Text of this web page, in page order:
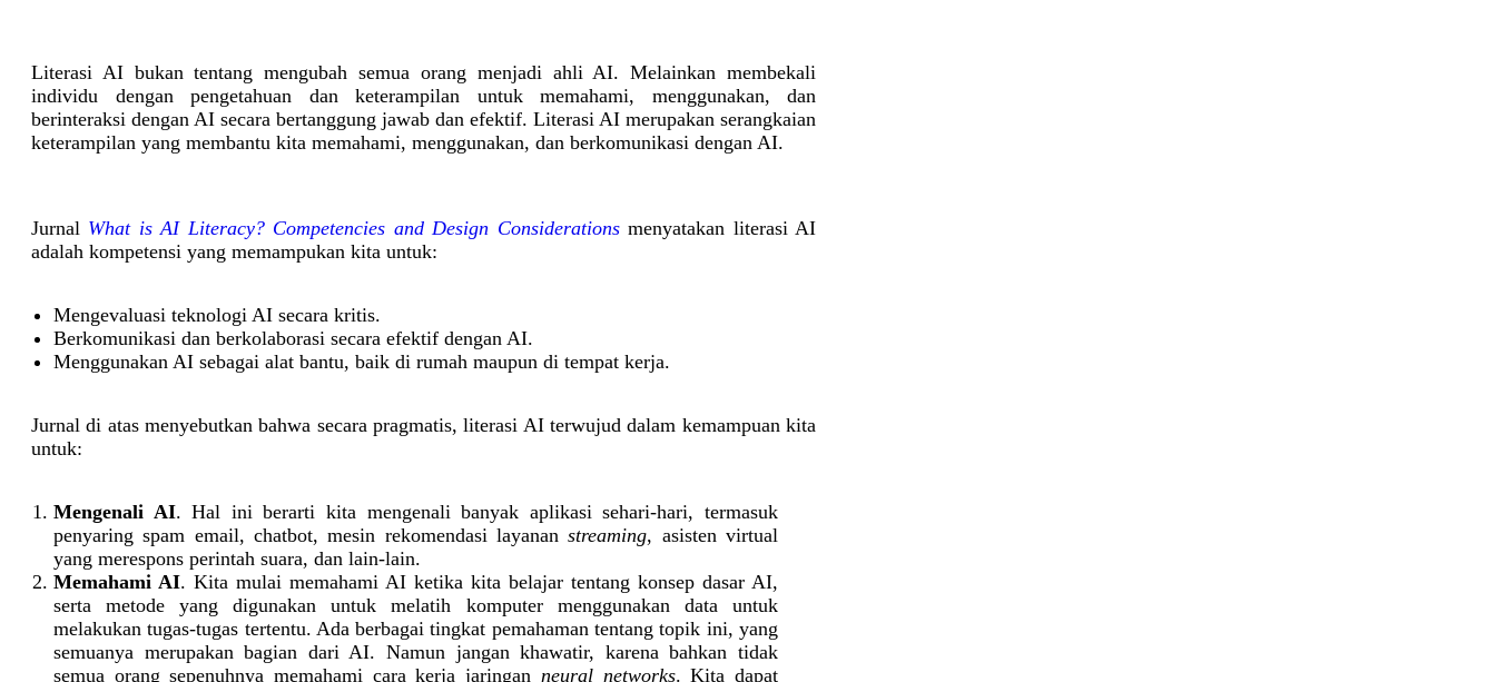
Literasi AI bukan tentang mengubah semua orang menjadi ahli AI. Melainkan membekali
individu dengan pengetahuan dan keterampilan untuk memahami, menggunakan, dan
berinteraksi dengan AI secara bertanggung jawab dan efektif. Literasi AI merupakan serangkaian
keterampilan yang membantu kita memahami, menggunakan, dan berkomunikasi dengan AI.
Jurnal What is AI Literacy? Competencies and Design Considerationsmenyatakan literasi AI
adalah kompetensi yang memampukan kita untuk:
Mengevaluasi teknologi AI secara kritis.
Berkomunikasi dan berkolaborasi secara efektif dengan AI.
Menggunakan AI sebagai alat bantu, baik di rumah maupun di tempat kerja.
Jurnal di atas menyebutkan bahwa secara pragmatis, literasi AI terwujud dalam kemampuan kita
untuk:
Mengenali AI. Hal ini berarti kita mengenali banyak aplikasi sehari-hari, termasuk
penyaring spam email, chatbot, mesin rekomendasi layananstreaming, asisten virtual
yang merespons perintah suara, dan lain-lain.
Memahami AI. Kita mulai memahami AI ketika kita belajar tentang konsep dasar AI,
serta metode yang digunakan untuk melatih komputer menggunakan data untuk
melakukan tugas-tugas tertentu. Ada berbagai tingkat pemahaman tentang topik ini, yang
semuanya merupakan bagian dari AI. Namun jangan khawatir, karena bahkan tidak
semua orang sepenuhnya memahami cara kerja jaringan neural networks. Kita dapat